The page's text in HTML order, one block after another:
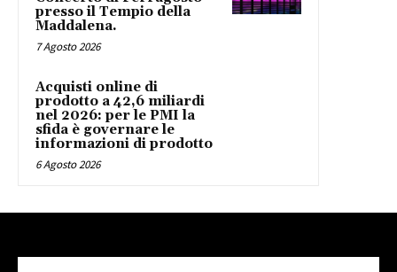
presso il Tempio della
Maddalena.
7 Agosto 2026
Acquisti online di
prodotto a 42,6 miliardi
nel 2026: per le PMI la
sfida è governare le
informazioni di prodotto
6 Agosto 2026